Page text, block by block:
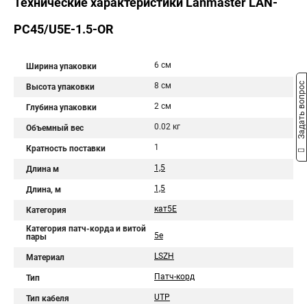
PC45/U5E-1.5-OR
Ширина упаковки 6 см
Высота упаковки 8 см
Глубина упаковки 2 см
Объемный вес 0.02 кг
Кратность поставки 1
Длина м 1,5
Длина, м 1,5
Категория кат5Е
Категория патч-корда и витой
пары
5e
Материал LSZH
Тип Патч-корд
Тип кабеля UTP
Задать вопрос